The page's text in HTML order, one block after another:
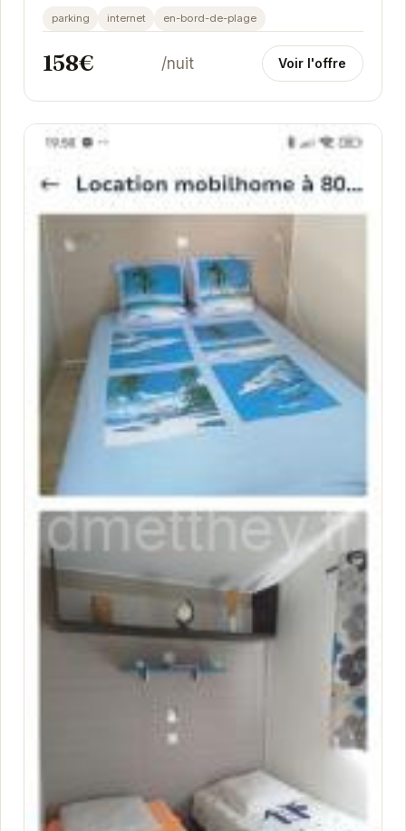
inoubliables. Son emplacement privilégié permet...
parking internet en-bord-de-plage
158€ /nuit Voir l'offre